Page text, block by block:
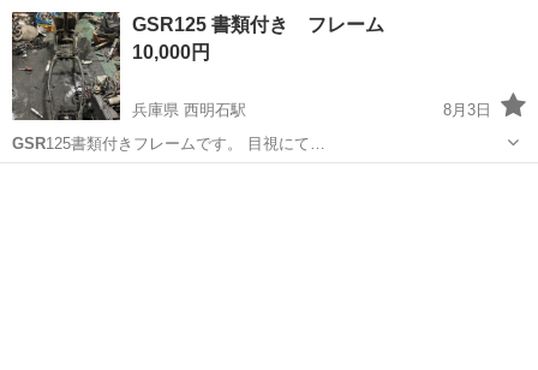
兵庫 神戸市 西明石駅 スズキ
GSR125 書類付き フレーム
10,000円
兵庫県 西明石駅
8月3日
GSR125書類付きフレームです。 目視にて…